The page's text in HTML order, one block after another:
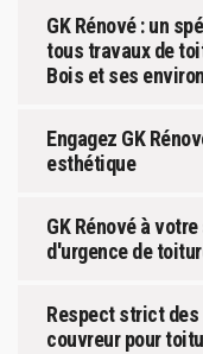
GK Rénové : un
tous travaux de
Bois et ses
Engagez GK
esthétique
GK Rénové à
d'urgence de
Respect strict des
couvreur pour